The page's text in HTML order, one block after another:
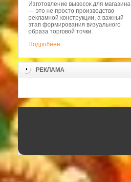
Изготовление вывесок для магазина
— это не просто производство
рекламной конструкции, а важный
этап формирования визуального
образа торговой точки.
Подробнее...
РЕКЛАМА